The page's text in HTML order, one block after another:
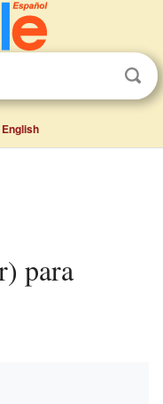
English